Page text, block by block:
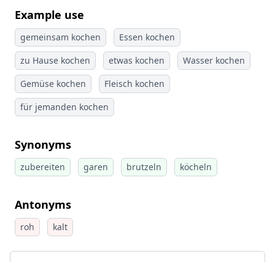
Example use
gemeinsam kochen
Essen kochen
zu Hause kochen
etwas kochen
Wasser kochen
Gemüse kochen
Fleisch kochen
für jemanden kochen
Synonyms
zubereiten garen brutzeln köcheln
Antonyms
roh kalt